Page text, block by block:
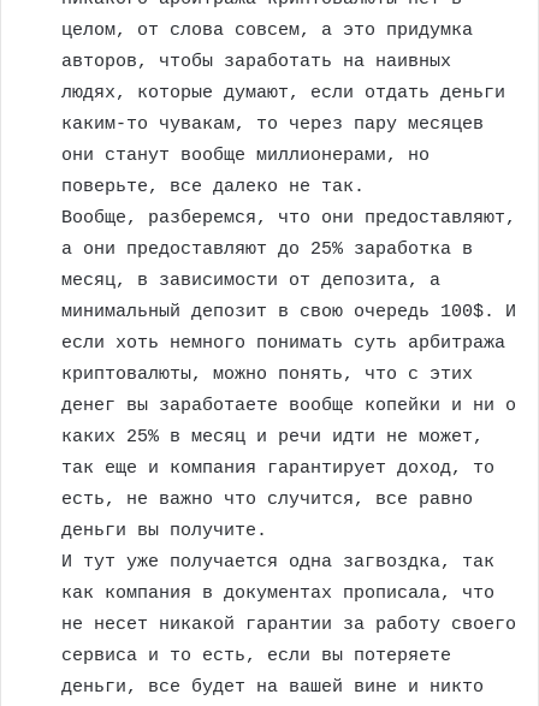
целом, от слова совсем, а это придумка
авторов, чтобы заработать на наивных
людях, которые думают, если отдать деньги
каким-то чувакам, то через пару месяцев
они станут вообще миллионерами, но
поверьте, все далеко не так.
Вообще, разберемся, что они предоставляют,
а они предоставляют до 25% заработка в
месяц, в зависимости от депозита, а
минимальный депозит в свою очередь 100$. И
если хоть немного понимать суть арбитража
криптовалюты, можно понять, что с этих
денег вы заработаете вообще копейки и ни о
каких 25% в месяц и речи идти не может,
так еще и компания гарантирует доход, то
есть, не важно что случится, все равно
деньги вы получите.
И тут уже получается одна загвоздка, так
как компания в документах прописала, что
не несет никакой гарантии за работу своего
сервиса и то есть, если вы потеряете
деньги, все будет на вашей вине и никто